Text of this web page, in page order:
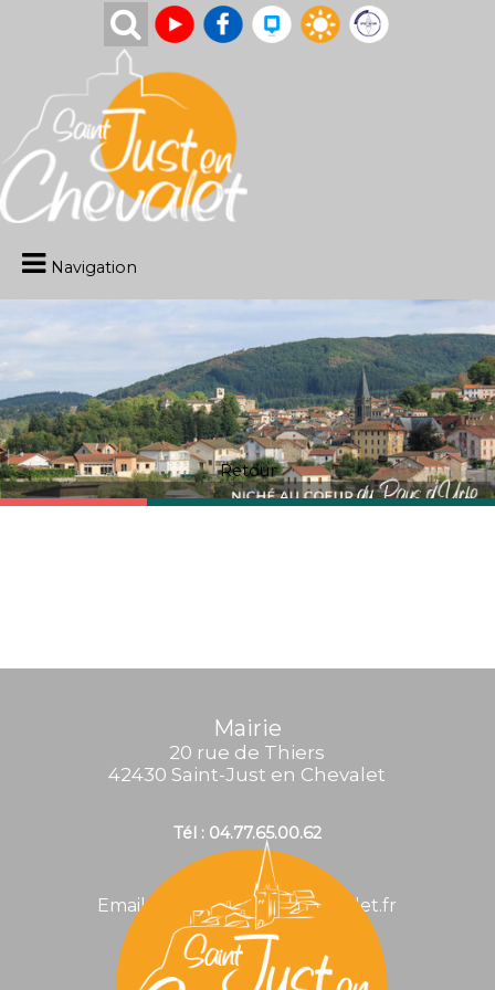
Navigation
Retour
Mairie
20 rue de Thiers
42430 Saint-Just en Chevalet
Tél : 04.77.65.00.62
Email : mairie@stjustenchevalet.fr